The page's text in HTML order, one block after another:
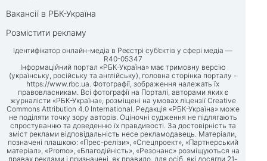
Вакансії в РБК-Україна
Розмістити рекламу
Ідентифікатор онлайн-медіа в Реєстрі суб’єктів у сфері медіа —
R40-05347
Інформаційний портал «РБК-Україна» має тримовну версію
(українську, російську та англійську), головна сторінка порталу -
https://www.rbc.ua. Фотографії, зображення належать їх
правовласникам. Всі фотографії на Порталі, авторами яких є
журналісти «РБК-Україна», розміщені на умовах ліцензії Creative
Commons Attribution 4.0 International. Редакція «РБК-Україна» може
не поділяти точку зору авторів. Оціночні судження не підлягають
спростуванню та доведенню їх правдивості. За достовірність та
зміст реклами відповідальність несе рекламодавець. Матеріали,
позначені плашкою: «Прес-релізи», «Спецпроект», «Партнерський
матеріал», «Promo», «Благодійність», «Резонанс» розміщуються на
правах реклами і призначені, як правило, для осіб, які досягли 21-